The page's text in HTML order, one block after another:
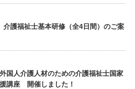
護福祉士基本研修（全4日間）のご案
外国人介護人材のための介護福祉士国家
講座 開催しました！